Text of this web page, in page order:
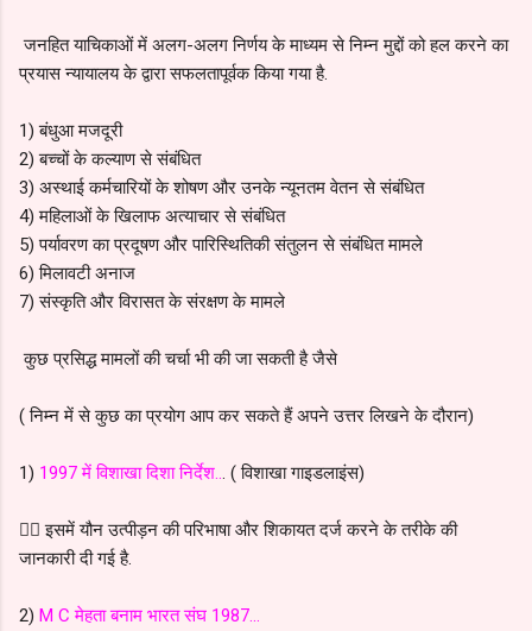
जनहित याचिकाओं में अलग-अलग निर्णय के माध्यम से निम्न मुद्दों को हल करने का
प्रयास न्यायालय के द्वारा सफलतापूर्वक किया गया है.
1) बंधुआ मजदूरी
2) बच्चों के कल्याण से संबंधित
3) अस्थाई कर्मचारियों के शोषण और उनके न्यूनतम वेतन से संबंधित
4) महिलाओं के खिलाफ अत्याचार से संबंधित
5) पर्यावरण का प्रदूषण और पारिस्थितिकी संतुलन से संबंधित मामले
6) मिलावटी अनाज
7) संस्कृति और विरासत के संरक्षण के मामले
कुछ प्रसिद्ध मामलों की चर्चा भी की जा सकती है जैसे
( निम्न में से कुछ का प्रयोग आप कर सकते हैं अपने उत्तर लिखने के दौरान)
1) 1997 में विशाखा दिशा निर्देश.. . ( विशाखा गाइडलाइंस)
👉🏻 इसमें यौन उत्पीड़न की परिभाषा और शिकायत दर्ज करने के तरीके की
जानकारी दी गई है.
2) M C मेहता बनाम भारत संघ 1987...